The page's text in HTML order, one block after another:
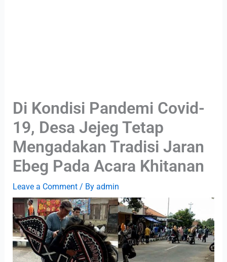
Di Kondisi Pandemi Covid-
19, Desa Jejeg Tetap
Mengadakan Tradisi Jaran
Ebeg Pada Acara Khitanan
Leave a Comment / By admin